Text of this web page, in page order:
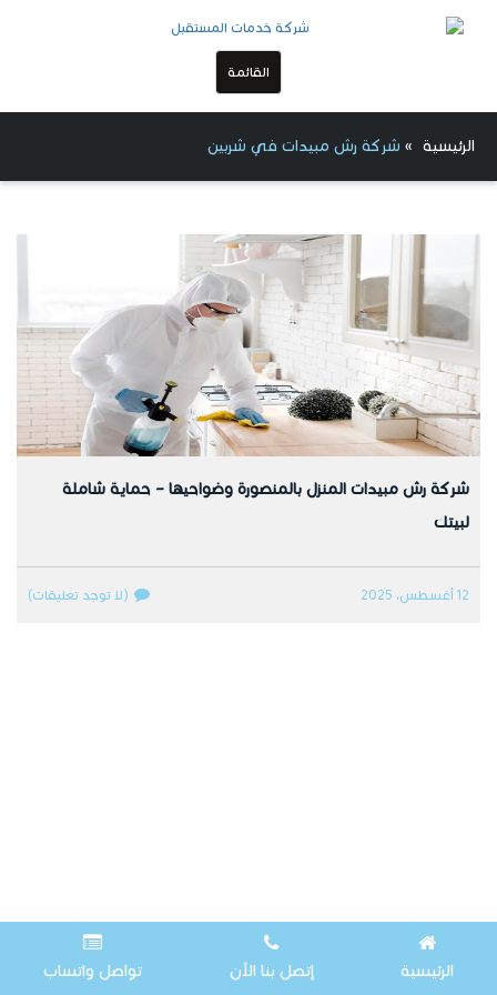
القائمة
الرئيسية » شركة رش مبيدات في شربين
شركة رش مبيدات المنزل بالمنصورة وضواحيها – حماية شاملة
لبيتك
12 أغسطس، 2025 (لا توجد تعليقات)
الرئيسية إتصل بنا الآن تواصل واتساب